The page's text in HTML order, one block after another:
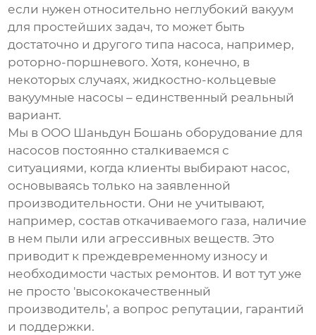
если нужен относительно неглубокий вакуум
для простейших задач, то может быть
достаточно и другого типа насоса, например,
роторно-поршневого. Хотя, конечно, в
некоторых случаях,жидкостно-кольцевые
вакуумные насосы – единственный реальный
вариант.
Мы в OOO Шаньдун Бошань оборудование для
насосов постоянно сталкиваемся с
ситуациями, когда клиенты выбирают насос,
основываясь только на заявленной
производительности. Они не учитывают,
например, состав откачиваемого газа, наличие
в нем пыли или агрессивных веществ. Это
приводит к преждевременному износу и
необходимости частых ремонтов. И вот тут уже
не просто 'высококачественный
производитель', а вопрос репутации, гарантий
и поддержки.